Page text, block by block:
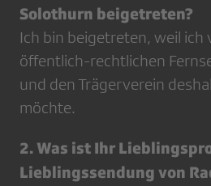
Solothurn beigetreten?
Ich bin beigetreten, weil ich
öffentlich-rechtlichen
und den Trägerverein
möchte.
2. Was ist Ihr
Lieblingssendung von